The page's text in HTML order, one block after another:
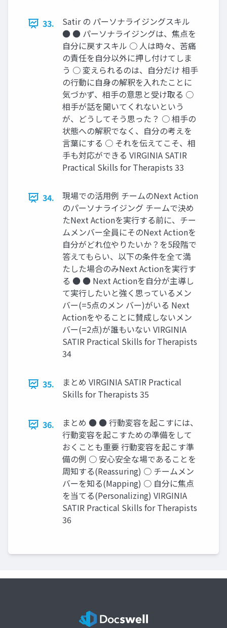
33.
Satir の パーソナライジングスキル
● ● パーソナライジングは、焦点を
自分に戻すスキル ○ 人は時々、苦痛
の責任を自分以外に押し付けてしま
う ○ 変えられるのは、自分だけ 相手
の行動に自身の解釈を入れたことに
気づかず、相手の意思と受け取る ○
相手が話を聞いてくれないという
が、どうしてそう思った？ ○ 相手の
状態への解釈でなく、自分の考えを
言葉にする ○ それを伝えてこそ、相
手も対応ができる VIRGINIA SATIR
Practical Skills for Therapists 33
34.
現場での活用例 チームのNext Action
のパーソナライジング チームで決め
たNext Actionを実行する前に、チー
ムメンバー全員にそのNext Actionを
自分がどれ位やりたいか？を5段階で
答えてもらい、以下の条件を全て満
たした場合のみNext Actionを実行す
る ● ● Next Actionを自分が主導し
て実行したいと強く思っているメン
バー(=5点のメン バー)がいる Next
Actionをやることに賛成しないメン
バー(=2点)が誰もいない VIRGINIA
SATIR Practical Skills for Therapists
34
35.
まとめ VIRGINIA SATIR Practical
Skills for Therapists 35
36.
まとめ ● ● 行動変容を起こすには、
行動変容を起こすための準備をして
おくことも重要 行動変容を起こす準
備の例 ○ 安心安全な場であることを
周知する(Reassuring) ○ チームメン
バーを知る(Mapping) ○ 自分に焦点
を当てる(Personalizing) VIRGINIA
SATIR Practical Skills for Therapists
36